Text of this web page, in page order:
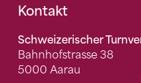
Fusszeile
Kontakt
Schweizerischer
Bahnhofstrasse 38
5000 Aarau